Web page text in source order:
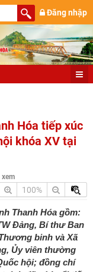
Đăng nhập
Hóa tiếp xúc
khóa XV tại
100%
Thanh Hóa gồm:
Đảng, Bí thư Ban
binh và Xã
Ủy viên thường
hội; đồng chí